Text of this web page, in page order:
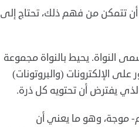
تتمكن من فهم ذلك، تحتاج إلى
النواة. يحيط بالنواة مجموعة
الإلكترونات (والبروتونات)
يفترض أن تحتويه كل ذرة.
موجة، وهو ما يعني أن